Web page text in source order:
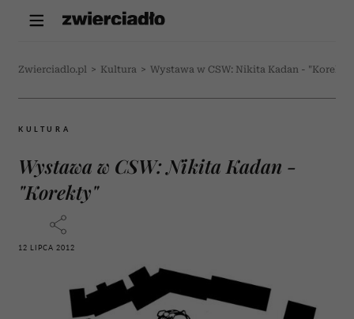
Zwierciadlo.pl > Kultura > Wystawa w CSW: Nikita Kadan -
KULTURA
Wystawa w CSW: Nikita Kadan -
"Korekty"
12 LIPCA 2012